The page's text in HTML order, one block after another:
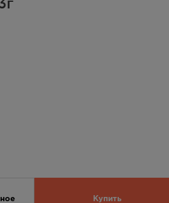
Купить